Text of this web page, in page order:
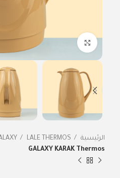
Click to enlarge
الرئيسية LALE THERMOS
GALAXY KARAK Thermos